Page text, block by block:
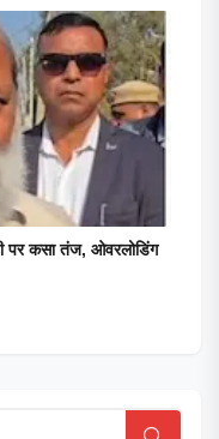
कसा तंज, ओवरलोडिंग